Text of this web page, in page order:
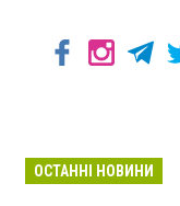
ОСТАННІ НОВИНИ